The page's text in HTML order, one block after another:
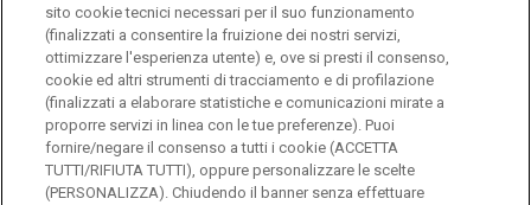
© Università Cattolica del Sacro Cuore
Largo A. Gemelli 1, 20123 Milano
PI 02133120150
sito cookie tecnici necessari per il suo funzionamento
(finalizzati a consentire la fruizione dei nostri servizi,
ottimizzare l'esperienza utente) e, ove si presti il consenso,
cookie ed altri strumenti di tracciamento e di profilazione
(finalizzati a elaborare statistiche e comunicazioni mirate a
proporre servizi in linea con le tue preferenze). Puoi
fornire/negare il consenso a tutti i cookie (ACCETTA
TUTTI/RIFIUTA TUTTI), oppure personalizzare le scelte
(PERSONALIZZA). Chiudendo il banner senza effettuare